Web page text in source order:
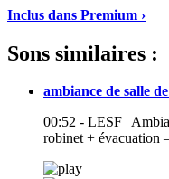
Inclus dans Premium ›
Sons similaires :
ambiance de salle
00:52 - LESF |
robinet + évacuation